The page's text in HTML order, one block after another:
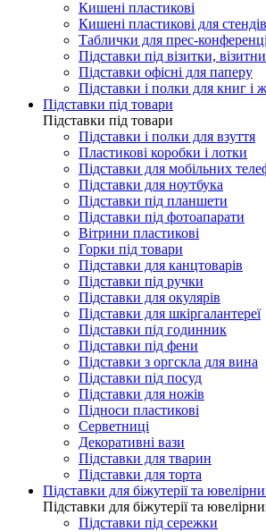
Кишені пластикові
Кишені пластикові для стендів
Таблички для прес-
Підставки під візитки,
Підставки офісні для паперу
Підставки і полки для книг і
Підставки під товари
Підставки під товари
Підставки і полки для взуття
Пластикові коробки і лотки
Підставки для мобільних
Підставки для ноутбука
Підставки під планшети
Підставки під фотоапарати
Вітрини пластикові
Горки під товари
Підставки для канцтоварів
Підставки під ручки
Підставки для окулярів
Підставки для шкіргалантереї
Підставки під годинник
Підставки під фени
Підставки з оргскла для вина
Підставки під посуд
Підставки для ножів
Підноси пластикові
Серветниці
Декоративні вази
Підставки для тварин
Підставки для торта
Підставки для біжутерії та
Підставки для біжутерії та
Підставки під сережки